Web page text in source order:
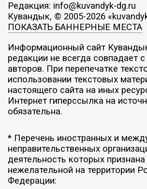
Редакция: info@kuvandyk-dg.ru
Кувандык, © 2005-2026
ПОКАЗАТЬ БАННЕРНЫЕ МЕСТА
Информационный сайт
редакции не всегда совпадает
авторов. При перепечатке
использовании текстовых
настоящего сайта на иных
Интернет гиперссылка на
обязательна.
* Перечень иностранных и
неправительственных
деятельность которых признана
нежелательной на территории
Федерации: